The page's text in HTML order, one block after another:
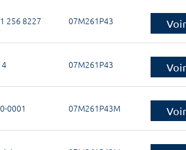
256 8227 07M261P43
07M261P43
0001 07M261P43M